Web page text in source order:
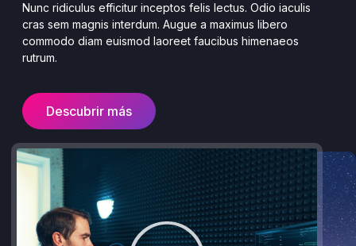
Nunc ridiculus efficitur inceptos felis lectus. Odio iaculis
cras sem magnis interdum. Augue a maximus libero
commodo diam euismod laoreet faucibus himenaeos
rutrum.
Descubrir más